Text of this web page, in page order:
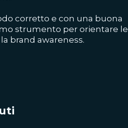
corretto e con una buona
strumento per orientare le
brand awareness.